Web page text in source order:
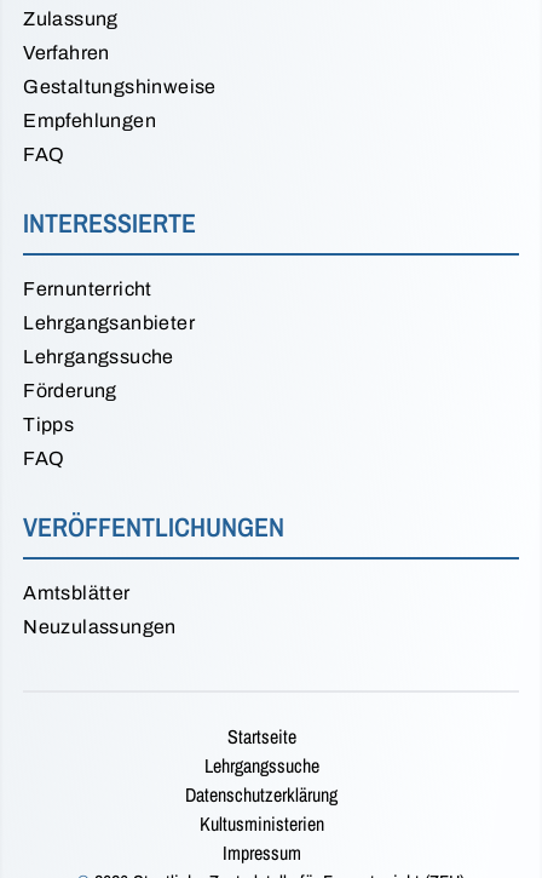
Zulassung
Verfahren
Gestaltungshinweise
Empfehlungen
FAQ
INTERESSIERTE
Fernunterricht
Lehrgangsanbieter
Lehrgangssuche
Förderung
Tipps
FAQ
VERÖFFENTLICHUNGEN
Amtsblätter
Neuzulassungen
Startseite
Lehrgangssuche
Datenschutzerklärung
Kultusministerien
Impressum